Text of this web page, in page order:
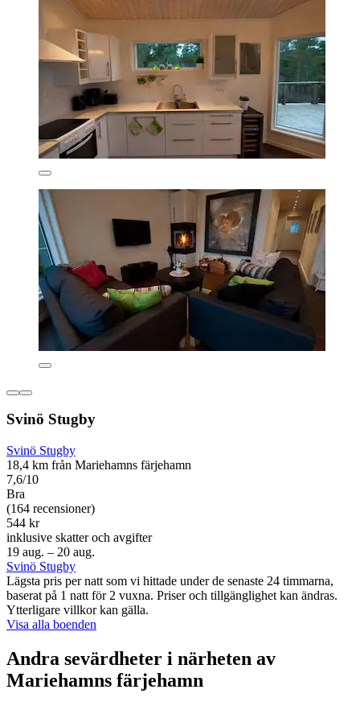
Svinö Stugby
Svinö Stugby
18,4 km från Mariehamns färjehamn
7,6/10
Bra
(164 recensioner)
544 kr
inklusive skatter och avgifter
19 aug. – 20 aug.
Svinö Stugby
Lägsta pris per natt som vi hittade under de senaste 24 timmarna,
baserat på 1 natt för 2 vuxna. Priser och tillgänglighet kan ändras.
Ytterligare villkor kan gälla.
Visa alla boenden
Andra sevärdheter i närheten av
Mariehamns färjehamn